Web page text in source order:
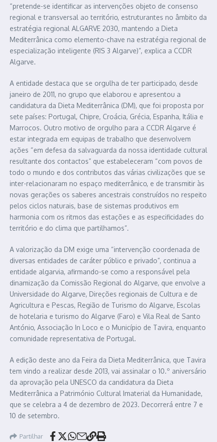
“pretende-se identificar as intervenções objeto de consenso
regional e transversal ao território, estruturantes no âmbito da
estratégia regional ALGARVE 2030, mantendo a Dieta
Mediterrânica como elemento-chave na estratégia regional de
especialização inteligente (RIS 3 Algarve)”, explica a CCDR
Algarve.
A entidade destaca que se orgulha de ter participado, desde
janeiro de 2011, no grupo que elaborou e apresentou a
candidatura da Dieta Mediterrânica (DM), que foi proposta por
sete países: Portugal, Chipre, Croácia, Grécia, Espanha, Itália e
Marrocos. Outro motivo de orgulho para a CCDR Algarve é
estar integrada em equipas de trabalho que desenvolvem
ações “em defesa da salvaguarda da nossa identidade cultural
resultante dos contactos” que estabeleceram “com povos de
todo o mundo e dos contributos das várias civilizações que se
inter-relacionaram no espaço mediterrânico, e de transmitir às
novas gerações os saberes ancestrais construídos no respeito
pelos ciclos naturais, base de sistemas produtivos em
harmonia com os ritmos das estações e as especificidades do
território e do clima que partilhamos”.
A valorização da DM exige uma “intervenção coordenada de
diversas entidades de caráter público e privado”, continua a
entidade algarvia, afirmando-se como a responsável pela
dinamização da Comissão Regional do Algarve, que envolve a
Universidade do Algarve, Direções regionais de Cultura e de
Agricultura e Pescas, Região de Turismo do Algarve, Escolas
de hotelaria e turismo do Algarve (Faro) e Vila Real de Santo
António, Associação In Loco e o Município de Tavira, enquanto
comunidade representativa de Portugal.
A edição deste ano da Feira da Dieta Mediterrânica, que Tavira
tem vindo a realizar desde 2013, vai assinalar o 10.º aniversário
da aprovação pela UNESCO da candidatura da Dieta
Mediterrânica a Património Cultural Imaterial da Humanidade,
que se celebra a 4 de dezembro de 2023. Decorrerá entre 7 e
10 de setembro.
Partilhar